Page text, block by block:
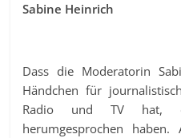
Sabine Heinrich
Dass die Moderatorin
Händchen für
Radio und TV hat,
herumgesprochen